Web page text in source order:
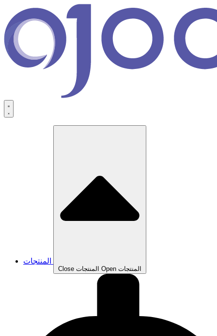
Close المنتجات Open المنتجات